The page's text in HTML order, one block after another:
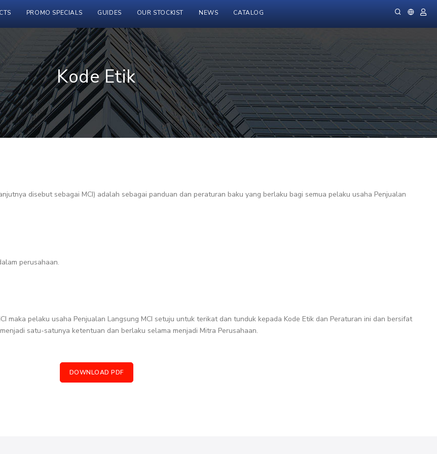
PROMO SPECIALS GUIDES OUR STOCKIST NEWS CATALOG
Kode Etik
disebut sebagai MCI) adalah sebagai panduan dan peraturan baku yang berlaku bagi semua pelaku usaha Penjualan
perusahaan.
maka pelaku usaha Penjualan Langsung MCI setuju untuk terikat dan tunduk kepada Kode Etik dan Peraturan ini dan bersifat
satu-satunya ketentuan dan berlaku selama menjadi Mitra Perusahaan.
DOWNLOAD PDF